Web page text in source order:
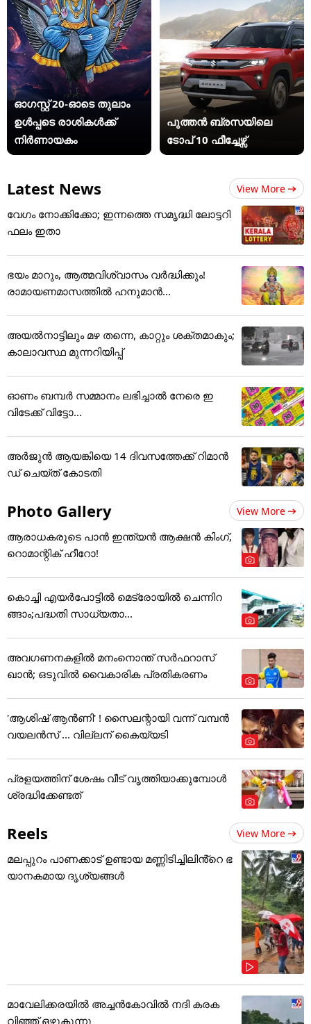
ഓഗസ്റ്റ് 20-ഓടെ തുലാം
ഉൾപ്പടെ രാശികൾക്ക്
നിർണായകം
പുത്തൻ ബ്രസയിലെ
ടോപ് 10 ഫീച്ചേഴ്സ്
Latest News View More
വേഗം നോക്കിക്കോ; ഇന്നത്തെ സമൃദ്ധി ലോട്ടറി
ഫലം ഇതാ
ഭയം മാറും, ആത്മവിശ്വാസം വർദ്ധിക്കും!
രാമായണമാസത്തിൽ ഹനുമാൻ...
അയൽനാട്ടിലും മഴ തന്നെ, കാറ്റും ശക്തമാകും;
കാലാവസ്ഥ മുന്നറിയിപ്പ്
ഓണം ബമ്പര്‍ സമ്മാനം ലഭിച്ചാല്‍ നേരെ ഇ
വിടേക്ക് വിട്ടോ...
അ‌ർജുൻ ആയങ്കിയെ 14 ദിവസത്തേക്ക് റിമാൻ
ഡ് ചെയ്ത് കോടതി
Photo Gallery View More
ആരാധകരുടെ പാൻ ഇന്ത്യൻ ആക്ഷൻ കിംഗ്,
റൊമാന്റിക് ഹീറോ!
കൊച്ചി എയര്‍പോട്ടില്‍ മെട്രോയില്‍ ചെന്നിറ
ങ്ങാം;പദ്ധതി സാധ്യതാ...
അവഗണനകളില്‍ മനംനൊന്ത് സര്‍ഫറാസ്
ഖാന്‍; ഒടുവില്‍ വൈകാരിക പ്രതികരണം
'ആശിഷ് ആൻണി' ! സൈലന്റായി വന്ന് വമ്പൻ
വയലൻസ് ... വില്ലന് കൈയ്യടി
പ്രളയത്തിന് ശേഷം വീട് വൃത്തിയാക്കുമ്പോൾ
ശ്രദ്ധിക്കേണ്ടത്
Reels View More
മലപ്പുറം പാണക്കാട് ഉണ്ടായ മണ്ണിടിച്ചിലിൻ്റെ ഭ
യാനകമായ ദൃശ്യങ്ങൾ
മാവേലിക്കരയിൽ അച്ചൻകോവിൽ നദി കരക
വിഞ്ഞ് ഒഴുകുന്നു